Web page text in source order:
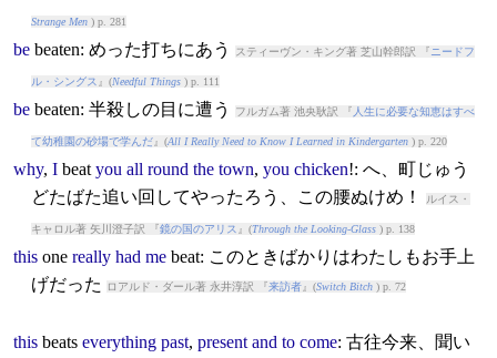
Strange Men) p. 281
be beaten: めった打ちにあう スティーヴン・キング著 芝山幹郎訳 『 ニードフ
ル・シングス 』(Needful Things) p. 111
be beaten: 半殺しの目に遭う フルガム著 池央耿訳 『 人生に必要な知恵はすべ
て幼稚園の砂場で学んだ』(All I Really Need to Know I Learned in Kindergarten) p. 220
why, I beat you all round the town, you chicken!: へ、町じゅう
どたばた追い回してやったろう、この腰ぬけめ！
ルイス・
キャロル著 矢川澄子訳 『鏡の国のアリス 』(Through the Looking-Glass) p. 138
thisone really had me beat: このときばかりはわたしもお手上
げだった
ロアルド・ダール著 永井淳訳 『来訪者』(Switch Bitch) p. 72
this beats everything past, present and to come: 古往今来、聞い